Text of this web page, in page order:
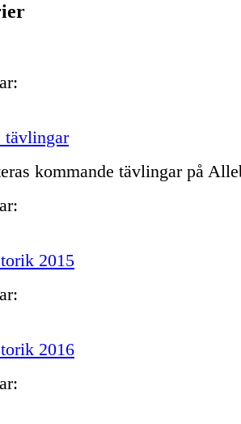
tävlingar
kommande tävlingar på
2015
2016